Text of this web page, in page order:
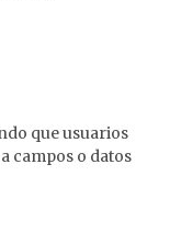
que usuarios
campos o datos